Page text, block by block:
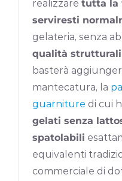
realizzaretutta la
serviresti
gelateria, senza
qualità strutturali
basterà
mantecatura, la
guarniture di cui
gelati senza
spatolabili
equivalenti
commerciale di